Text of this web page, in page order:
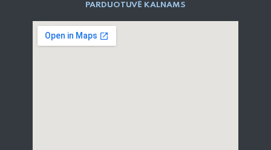
PARD​UOTUVĖ​ KALNAMS